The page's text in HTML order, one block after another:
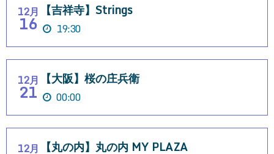
12月
16
【吉祥寺】Strings
19:30
12月
21
【大阪】桜の庄兵衛
00:00
12月 【丸の内】丸の内 MY PLAZA